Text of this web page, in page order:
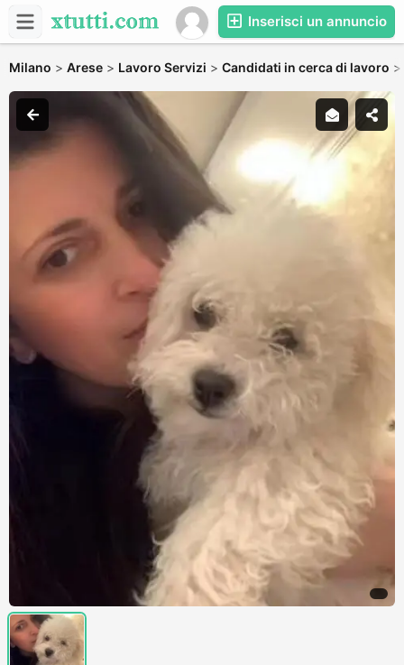
Inserisci un annuncio
Milano > Arese > Lavoro Servizi > Candidati in cerca di lavoro >